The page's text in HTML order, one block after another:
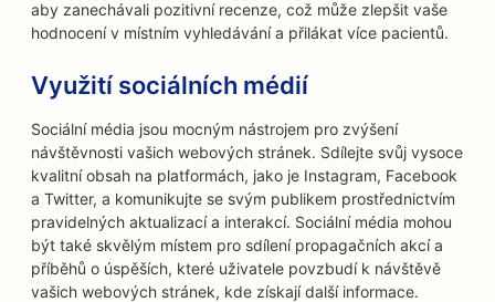
aby zanechávali pozitivní recenze, což může zlepšit vaše
hodnocení v místním vyhledávání a přilákat více pacientů.
Využití sociálních médií
Sociální média jsou mocným nástrojem pro zvýšení
návštěvnosti vašich webových stránek. Sdílejte svůj vysoce
kvalitní obsah na platformách, jako je Instagram, Facebook
a Twitter, a komunikujte se svým publikem prostřednictvím
pravidelných aktualizací a interakcí. Sociální média mohou
být také skvělým místem pro sdílení propagačních akcí a
příběhů o úspěších, které uživatele povzbudí k návštěvě
vašich webových stránek, kde získají další informace.